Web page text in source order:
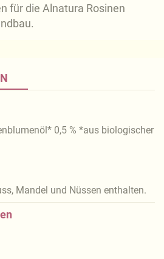
für die Alnatura Rosinen
0,5 % *aus biologischer
Mandel und Nüssen enthalten.